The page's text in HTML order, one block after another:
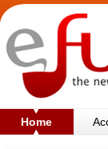
Home